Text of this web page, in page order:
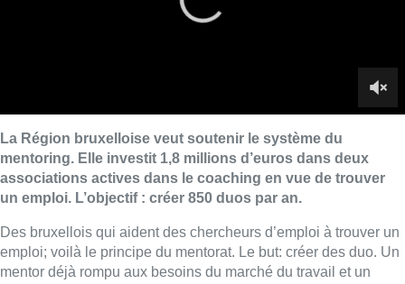
La Région bruxelloise veut soutenir le système du
mentoring. Elle investit 1,8 millions d’euros dans deux
associations actives dans le coaching en vue de trouver
un emploi. L’objectif : créer 850 duos par an.
Des bruxellois qui aident des chercheurs d’emploi à trouver un
emploi; voilà le principe du mentorat. Le but: créer des duo. Un
mentor déjà rompu aux besoins du marché du travail et un